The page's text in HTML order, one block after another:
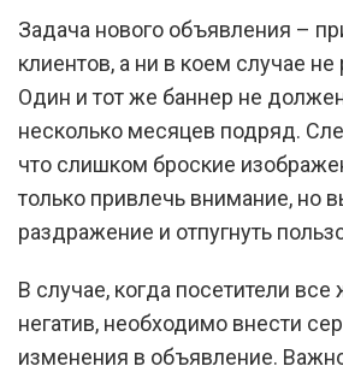
Задача нового объявления –
клиентов, а ни в коем случае не
Один и тот же баннер не
несколько месяцев подряд.
что слишком броские
только привлечь внимание, но
раздражение и отпугнуть
В случае, когда посетители
негатив, необходимо внести
изменения в объявление.